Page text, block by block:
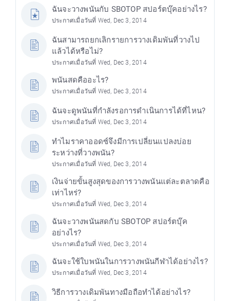
ฉันจะวางพนันกับ SBOTOP สปอร์ตบุ๊คอย่างไร?
ประกาศเมื่อวันที่ Wed, Dec 3, 2014
ฉันสามารถยกเลิกรายการวางเดิมพันที่วางไป
แล้วได้หรือไม่?
ประกาศเมื่อวันที่ Wed, Dec 3, 2014
พนันสดคืออะไร?
ประกาศเมื่อวันที่ Wed, Dec 3, 2014
ฉันจะดูพนันที่กำลังรอการดำเนินการได้ที่ไหน?
ประกาศเมื่อวันที่ Wed, Dec 3, 2014
ทำไมราคาออดซ์จึงมีการเปลี่ยนแปลงบ่อย
ระหว่างที่วางพนัน?
ประกาศเมื่อวันที่ Wed, Dec 3, 2014
เงินจ่ายขั้นสูงสุดของการวางพนันแต่ละตลาดคือ
เท่าไหร่?
ประกาศเมื่อวันที่ Wed, Dec 3, 2014
ฉันจะวางพนันสดกับ SBOTOP สปอร์ตบุ๊ค
อย่างไร?
ประกาศเมื่อวันที่ Wed, Dec 3, 2014
ฉันจะใช้ใบพนันในการวางพนันกีฬาได้อย่างไร?
ประกาศเมื่อวันที่ Wed, Dec 3, 2014
วิธีการวางเดิมพันทางมือถือทำได้อย่างไร?